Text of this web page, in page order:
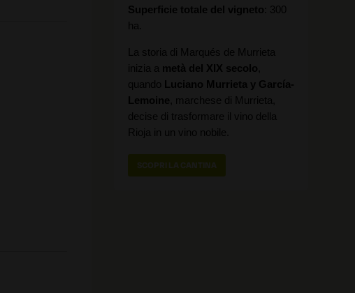
Superficie totale del vigneto
300
ha.
La storia di Marqués de Murrieta
inizia a metà del XIX secolo
quando Luciano Murrieta y García-
Lemoine , marchese di Murrieta,
decise di trasformare il vino della
Rioja in un vino nobile.
SCOPRI LA CANTINA